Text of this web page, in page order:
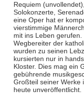
Requiem
Solokonzerte,
eine Oper hat er
vierstimmige
mit ins Leben
Wegbereiter der
wurden zu seinen
kursierten nur in
Kloster. Dies mag ein
gebührende
Großteil seiner Werke
heute unveröffentlicht.